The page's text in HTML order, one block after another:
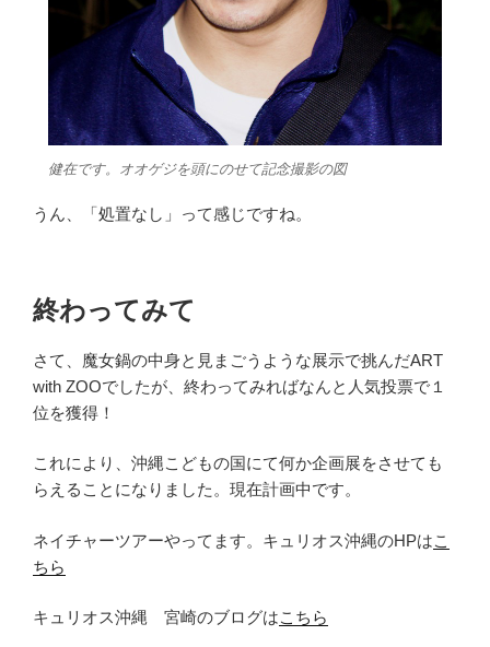
健在です。オオゲジを頭にのせて記念撮影の図
うん、「処置なし」って感じですね。
終わってみて
さて、魔女鍋の中身と見まごうような展示で挑んだART
with ZOOでしたが、終わってみればなんと人気投票で１
位を獲得！
これにより、沖縄こどもの国にて何か企画展をさせても
らえることになりました。現在計画中です。
ネイチャーツアーやってます。キュリオス沖縄のHPはこ
ちら
キュリオス沖縄 宮崎のブログはこちら